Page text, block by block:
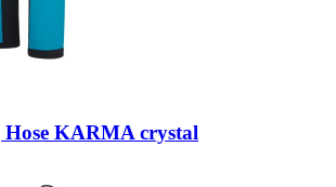
KARMA crystal